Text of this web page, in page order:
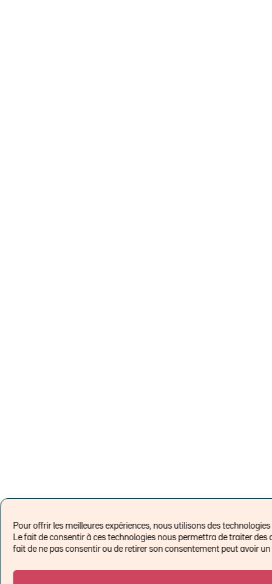
Pour offrir les meilleures expériences, nous utilisons des
Le fait de consentir à ces technologies nous permettra de traiter
fait de ne pas consentir ou de retirer son consentement peut avoir